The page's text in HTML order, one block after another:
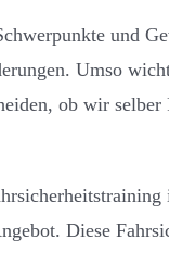
und
Umso
ob wir
Diese